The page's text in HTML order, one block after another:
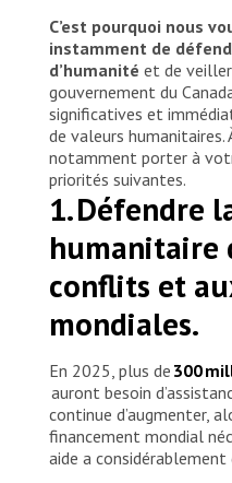
C’est pourquoi nous
instamment de
d’humanité et de
gouvernement du
significatives et
de valeurs humanitaires.
notamment porter à
priorités suivantes.
1. Défendre
humanitaire
conflits et
mondiales.
En 2025, plus de 300
auront besoin
continue d’augmenter,
financement mondial
aide a considérablement